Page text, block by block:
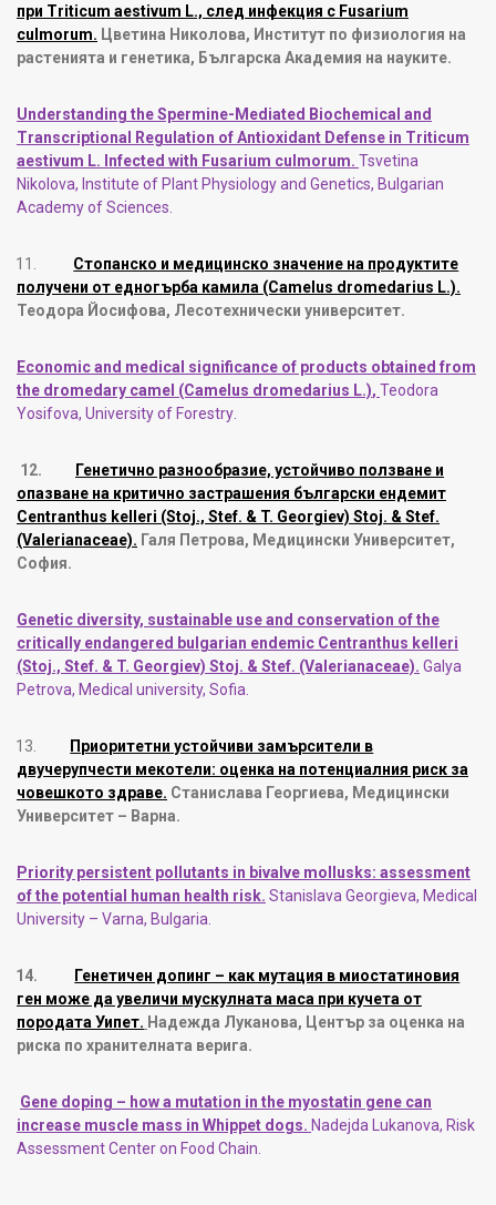
при Triticum aestivum L., след инфекция с Fusarium
culmorum. Цветина Николова, Институт по физиология на
растенията и генетика, Българска Академия на науките.
Understanding the Spermine-Mediated Biochemical and
Transcriptional Regulation of Antioxidant Defense in Triticum
aestivum L. Infected with Fusarium culmorum. Tsvetina
Nikolova, Institute of Plant Physiology and Genetics, Bulgarian
Academy of Sciences
11.
Стопанско и медицинско значение на продуктите
получени от едногърба камила (Camelus dromedarius L.).
Теодора Йосифова, Лесотехнически университет.
Economic and medical significance of products obtained from
the dromedary camel (Camelus dromedarius L.), Teodora
Yosifova, University of Forestry
12.
Генетично разнообразие, устойчиво ползване и
опазване на критично застрашения български ендемит
Centranthus kelleri (Stoj., Stef. & T. Georgiev) Stoj. & Stef.
(Valerianaceae). Галя Петрова, Медицински Университет,
София.
Genetic diversity, sustainable use and conservation of the
critically endangered bulgarian endemic Centranthus kelleri
(Stoj., Stef. & T. Georgiev) Stoj. & Stef. (Valerianaceae). Galya
Petrova, Medical university, Sofia.
13.
Приоритетни устойчиви замърсители в
двучерупчести мекотели: оценка на потенциалния риск за
човешкото здраве. Станислава Георгиева, Медицински
Университет – Варна.
Priority persistent pollutants in bivalve mollusks: assessment
of the potential human health risk. Stanislava Georgieva, Medical
University – Varna, Bulgaria.
14.
Генетичен допинг – как мутация в миостатиновия
ген може да увеличи мускулната маса при кучета от
породата Уипет. Надежда Луканова, Център за оценка на
риска по хранителната верига.
Gene doping – how a mutation in the myostatin gene can
increase muscle mass in Whippet dogs. Nadejda Lukanova, Risk
Assеssment Center on Food Chain.